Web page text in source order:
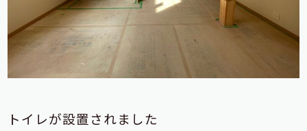
トイレが設置されました